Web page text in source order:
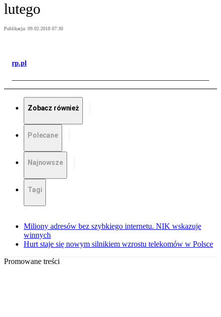
lutego
Publikacja: 09.02.2018 07:30
rp.pl
Zobacz również
Polecane
Najnowsze
Tagi
Miliony adresów bez szybkiego internetu. NIK wskazuje
winnych
Hurt staje się nowym silnikiem wzrostu telekomów w Polsce
Promowane treści